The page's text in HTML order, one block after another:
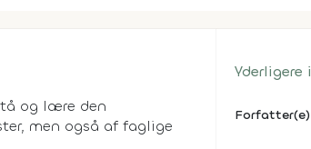
og lære den
men også af faglige
Forfatter(e)